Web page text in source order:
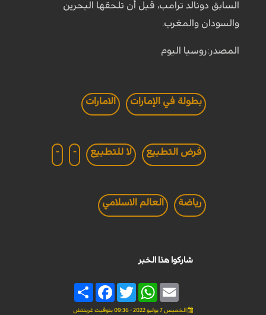
السابق دونالد ترامب، قبل أن تلحقها البحرين
والسودان والمغرب.
المصدر:روسيا اليوم
بطولة في الإمارات الامارات
فرض التطبيع لا للتطبيع -
-
رياضة العالم الاسلامي
شاركوا هذا الخبر
Share
FacebookTwitter
WhatsAppEmail
الخميس 7 يوليو 2022 - 09:36 بتوقيت غرينتش